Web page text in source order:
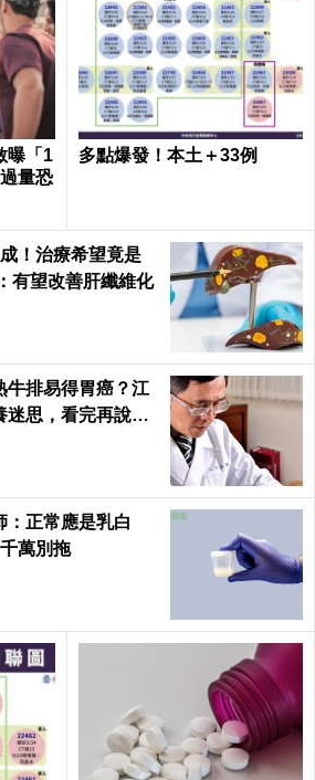
曝「1
量恐
多點爆發！本土＋33例
！治療希望竟是
有望改善肝纖維化
牛排易得胃癌？江
迷思，看完再說你
：正常應是乳白
萬別拖